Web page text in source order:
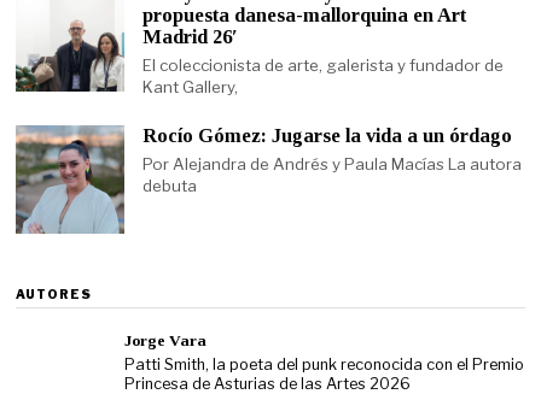
propuesta danesa-mallorquina en Art
Madrid 26′
El coleccionista de arte, galerista y fundador de
Kant Gallery,
Rocío Gómez: Jugarse la vida a un órdago
Por Alejandra de Andrés y Paula Macías La autora
debuta
AUTORES
Jorge Vara
Patti Smith, la poeta del punk reconocida con el Premio
Princesa de Asturias de las Artes 2026